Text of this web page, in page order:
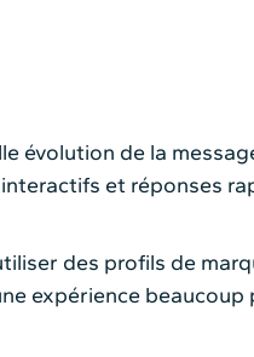
évolution de la
et réponses
des profils de
expérience beaucoup